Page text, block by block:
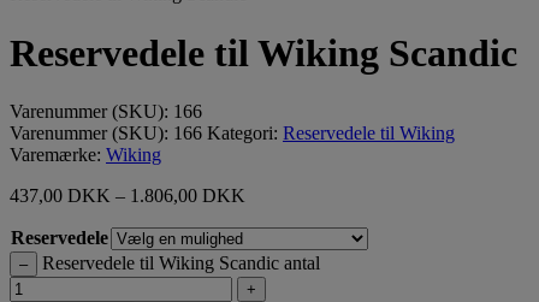
Reservedele til Wiking Scandic
Varenummer (SKU): 166
Varenummer (SKU): 166 Kategori: Reservedele til Wiking
Varemærke: Wiking
437,00 DKK – 1.806,00 DKK
Reservedele
– Reservedele til Wiking Scandic antal
+